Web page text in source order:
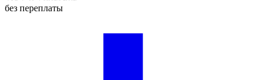
без переплаты